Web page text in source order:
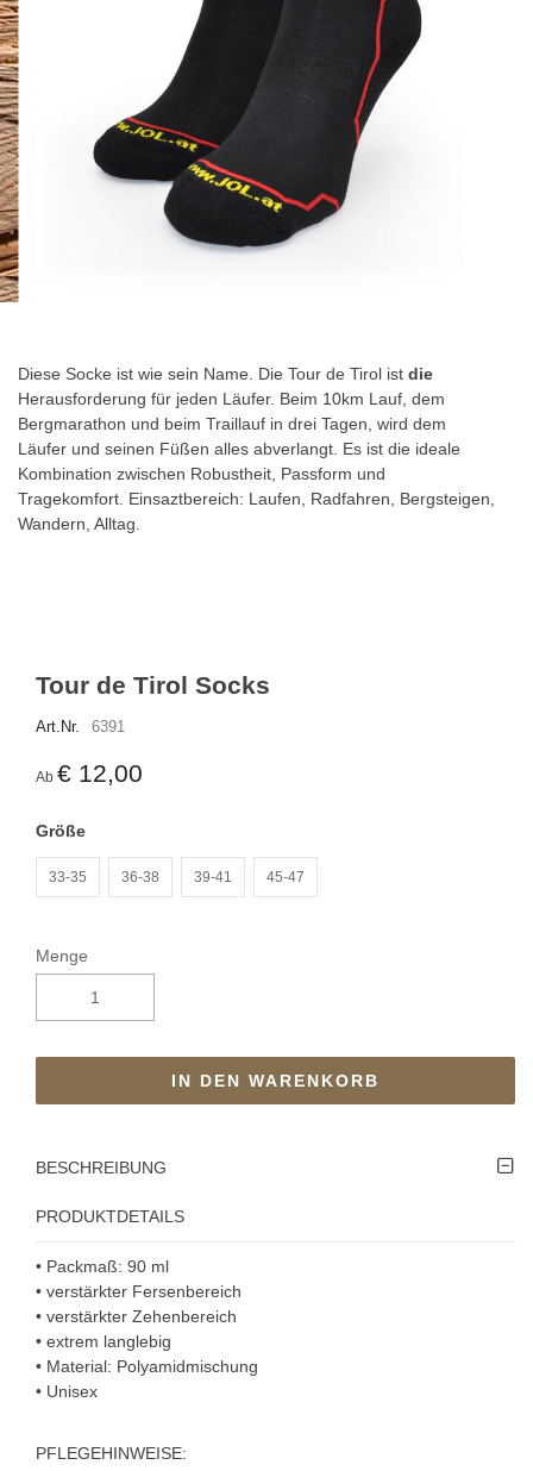
Tour de Tirol Socks
Art.Nr. 6391
Ab € 12,00
Größe
33-35 36-38 39-41 45-47
Menge
IN DEN WARENKORB
BESCHREIBUNG
PRODUKTDETAILS
• Packmaß: 90 ml
• verstärkter Fersenbereich
• verstärkter Zehenbereich
• extrem langlebig
• Material: Polyamidmischung
• Unisex
PFLEGEHINWEISE:
Diese Socke ist wie sein Name. Die Tour de Tirol ist die
Herausforderung für jeden Läufer. Beim 10km Lauf, dem
Bergmarathon und beim Traillauf in drei Tagen, wird dem
Läufer und seinen Füßen alles abverlangt. Es ist die ideale
Kombination zwischen Robustheit, Passform und
Tragekomfort. Einsaztbereich: Laufen, Radfahren, Bergsteigen,
Wandern, Alltag.